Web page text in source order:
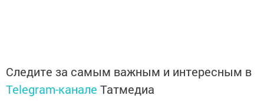
Следите за самым важным и интересным в
Telegram-канале Татмедиа